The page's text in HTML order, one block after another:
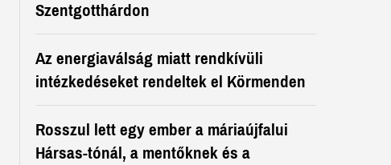
Szentgotthárdon
Az energiaválság miatt rendkívüli
intézkedéseket rendeltek el Körmenden
Rosszul lett egy ember a máriaújfalui
Hársas-tónál, a mentőknek és a